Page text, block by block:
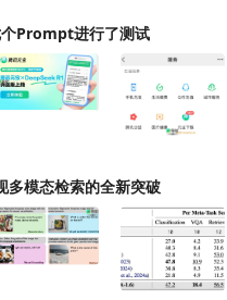
个Prompt进行了测试
+8
多模态检索的全新突破